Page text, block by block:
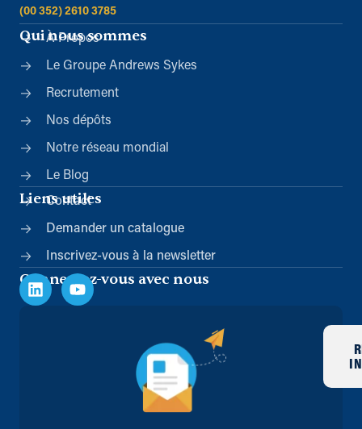
(00 352) 2610 3785
Qui nous sommes
À Propos
Le Groupe Andrews Sykes
Recrutement
Nos dépôts
Notre réseau mondial
Le Blog
Liens utiles
Contact
Demander un catalogue
Inscrivez-vous à la newsletter
Connectez-vous avec nous